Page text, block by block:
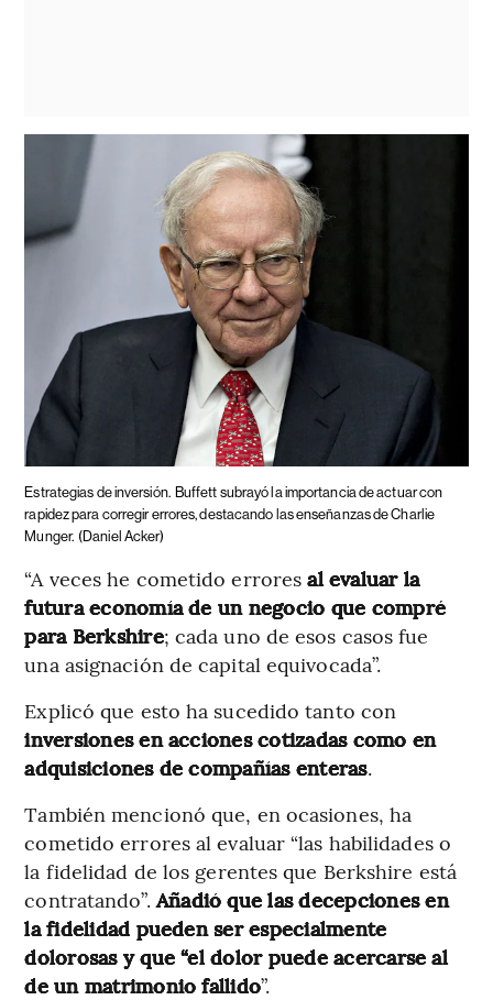
Estrategias de inversión. Buffett subrayó la importancia de actuar con
rapidez para corregir errores, destacando las enseñanzas de Charlie
Munger. (Daniel Acker)
“A veces he cometido erroresal evaluar la
futura economía de un negocio que compré
para Berkshire; cada uno de esos casos fue
una asignación de capital equivocada”​.
Explicó que esto ha sucedido tanto con
inversiones en acciones cotizadas como en
adquisiciones de compañías enteras.
También mencionó que, en ocasiones, ha
cometido errores al evaluar “las habilidades o
la fidelidad de los gerentes que Berkshire está
contratando”​.Añadió que las decepciones en
la fidelidad pueden ser especialmente
dolorosas y que “el dolor puede acercarse al
de un matrimonio fallido”​.